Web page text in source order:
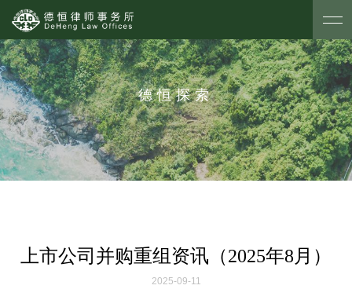
德恒探索
上市公司并购重组资讯（2025年8月）
2025-09-11